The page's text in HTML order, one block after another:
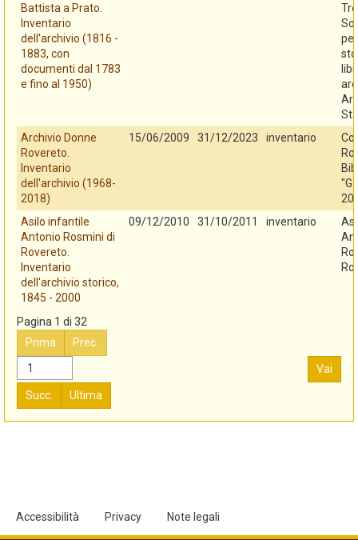
Battista a Prato.
Inventario
dell'archivio (1816 -
1883, con
documenti dal 1783
e fino al 1950)
Archivio Donne
Rovereto.
Inventario
dell'archivio (1968-
2018)
15/06/2009 31/12/2023 inventario
Asilo infantile
Antonio Rosmini di
Rovereto.
Inventario
dell'archivio storico,
1845 - 2000
09/12/2010 31/10/2011 inventario
Pagina 1 di 32
Prima
Prec.
Vai
Succ. Ultima
Accessibilità Privacy Note legali